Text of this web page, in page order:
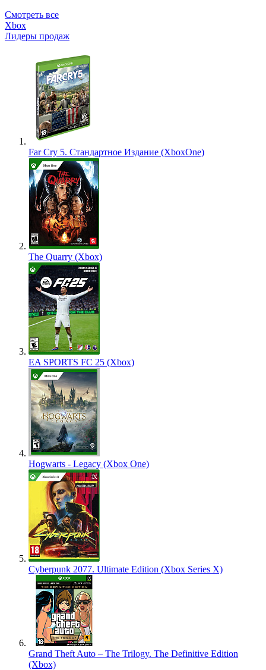
Смотреть все
Xbox
Лидеры продаж
Far Cry 5. Стандартное Издание (XboxOne)
The Quarry (Xbox)
EA SPORTS FC 25 (Xbox)
Hogwarts - Legacy (Xbox One)
Cyberpunk 2077. Ultimate Edition (Xbox Series X)
Grand Theft Auto – The Trilogy. The Definitive Edition
(Xbox)